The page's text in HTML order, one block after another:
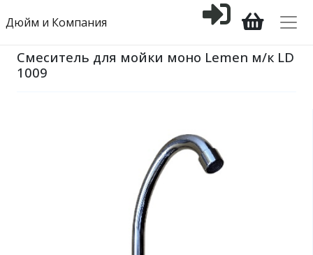
Дюйм и Компания
Смеситель для мойки моно Lemen м/к LD
1009